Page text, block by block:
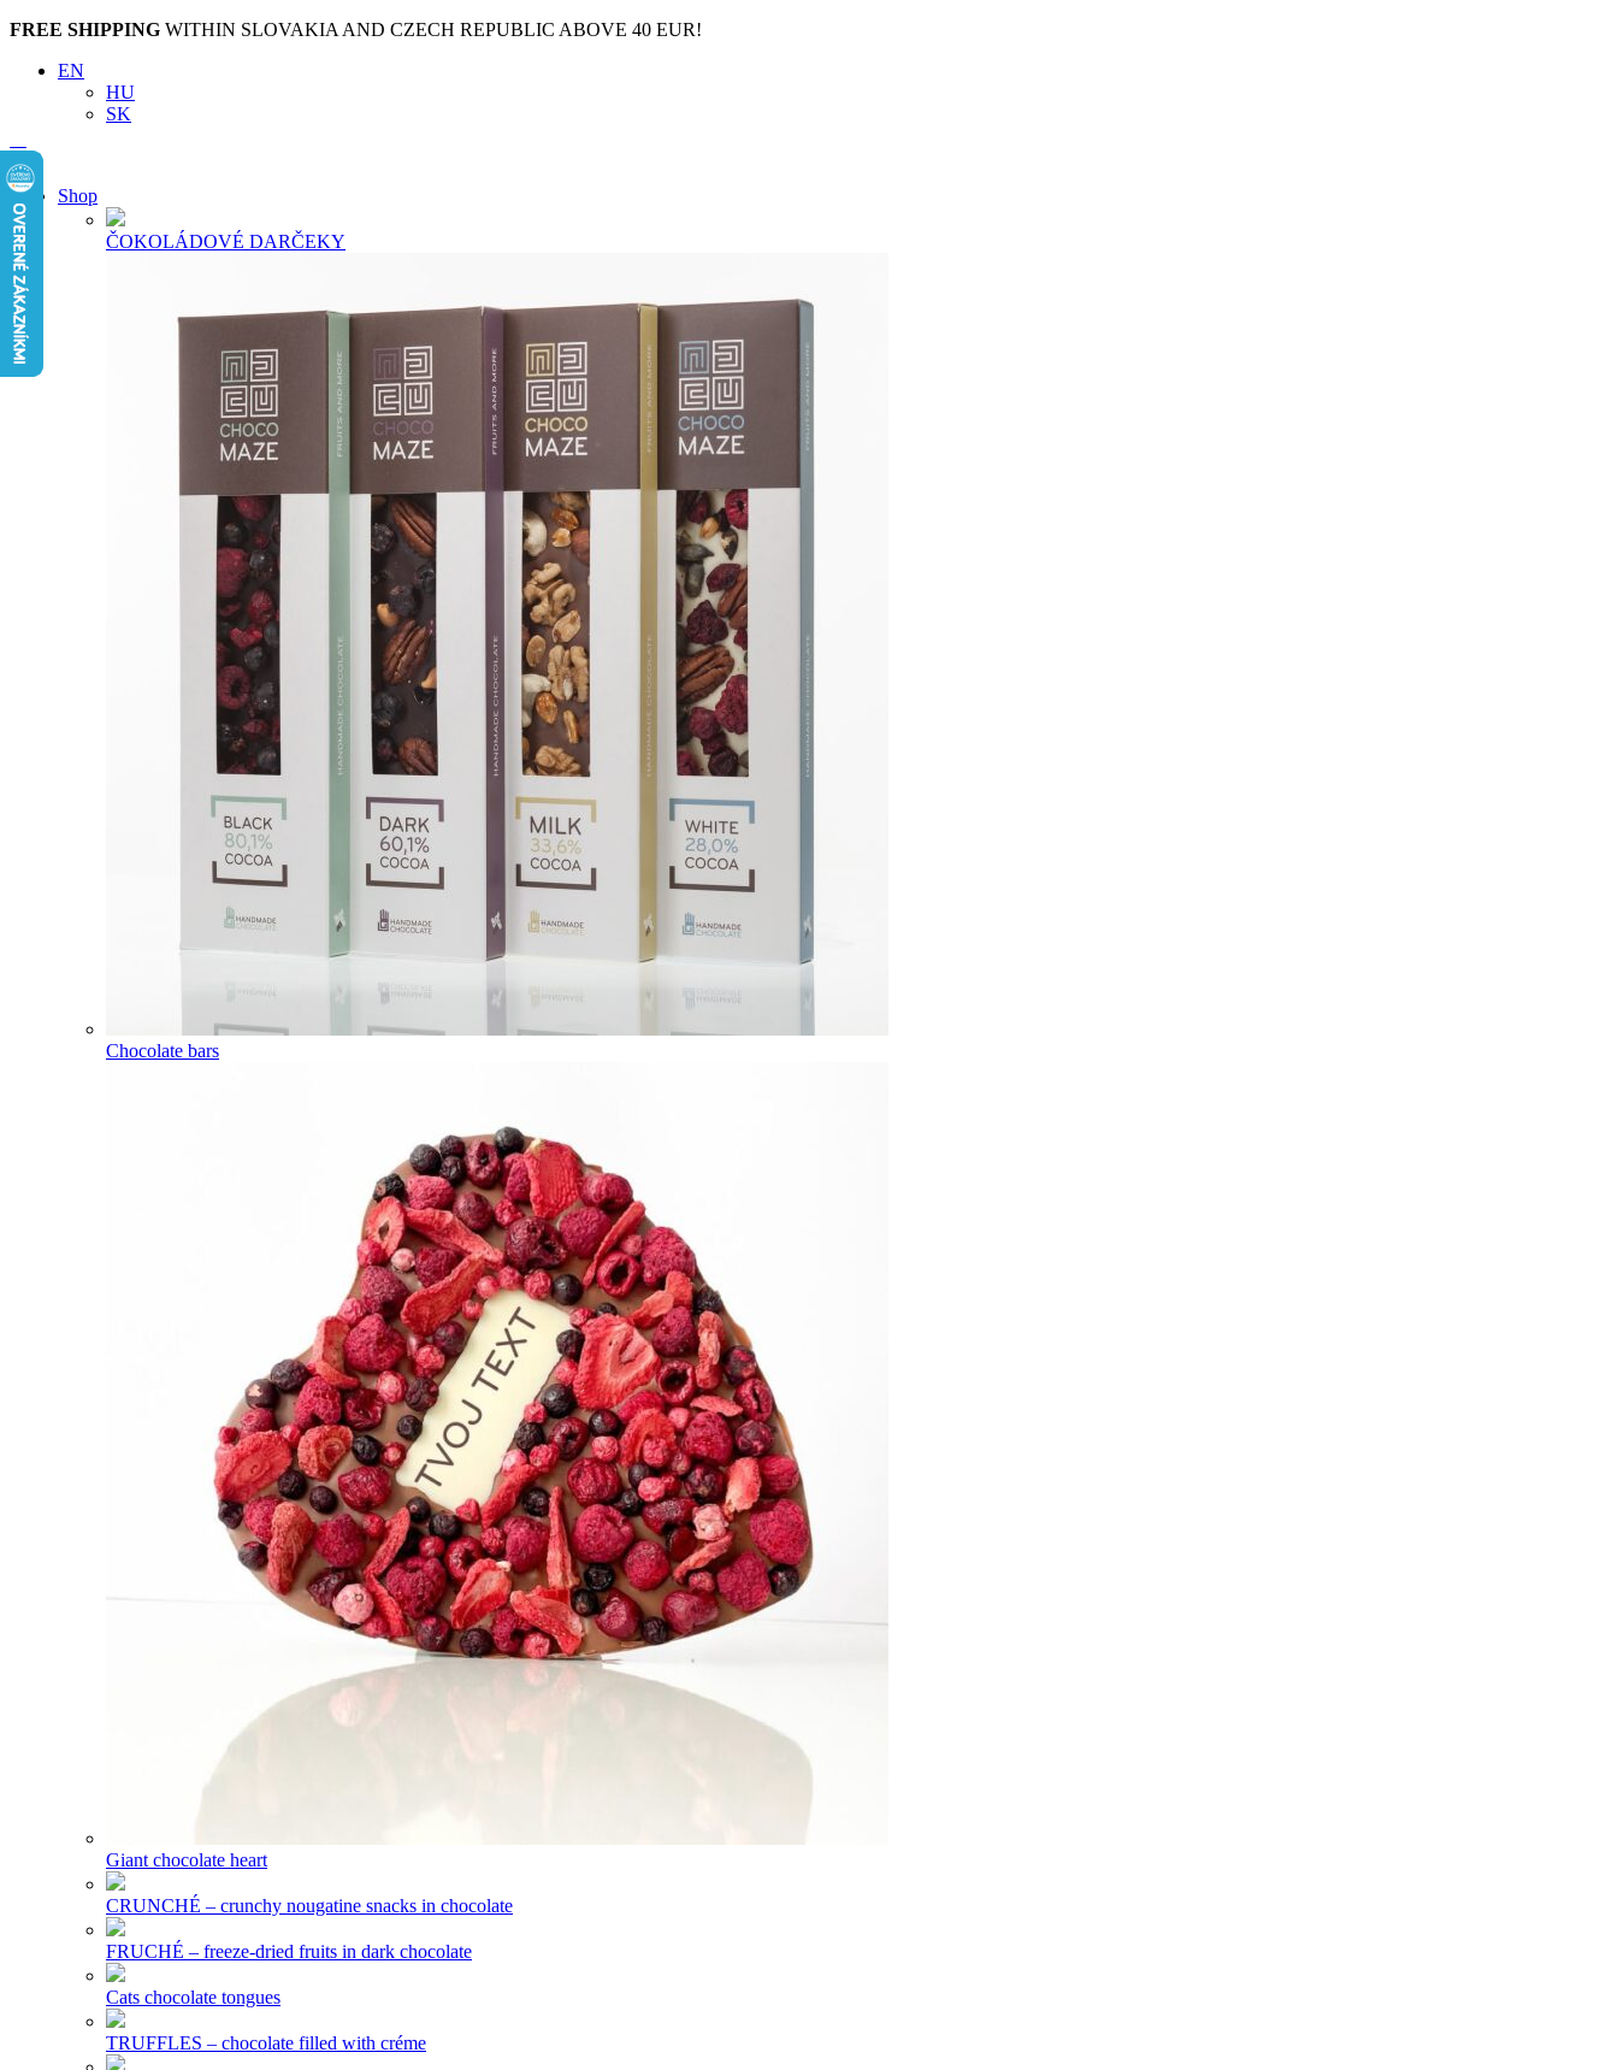
FREE SHIPPING WITHIN SLOVAKIA AND CZECH REPUBLIC ABOVE 40 EUR!
EN
HU
SK
Shop
ČOKOLÁDOVÉ DARČEKY
Chocolate bars
Giant chocolate heart
CRUNCHÉ – crunchy nougatine snacks in chocolate
FRUCHÉ – freeze-dried fruits in dark chocolate
Cats chocolate tongues
TRUFFLES – chocolate filled with créme